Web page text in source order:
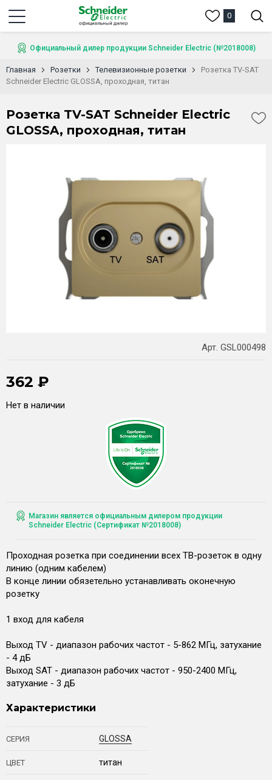
0
Официальный дилер продукции Schneider Electric (№2018008)
Главная Розетки Телевизионные розетки
Розетка TV-SAT
Schneider Electric GLOSSA, проходная, титан
Розетка TV-SAT Schneider Electric
GLOSSA, проходная, титан
Арт. GSL000498
362 ₽
Нет в наличии
Магазин является официальным дилером продукции
Schneider Electric (Сертификат №2018008)
Проходная розетка при соединении всех ТВ-розеток в одну
линию (одним кабелем)
В конце линии обязетельно устанавливать оконечную
розетку
1 вход для кабеля
Выход TV - диапазон рабочих частот - 5-862 МГц, затухание
- 4 дБ
Выход SAT - диапазон рабочих частот - 950-2400 МГц,
затухание - 3 дБ
Характеристики
СЕРИЯ GLOSSA
ЦВЕТ титан